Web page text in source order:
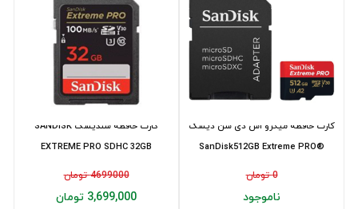
کارت حافظه سندیسک SANDISK
EXTREME PRO SDHC 32GB
100MB/s
4699000 تومان
3,699,000 تومان
کارت حافظه میکرو اس دی سن دیسک
SanDisk512GB Extreme PRO®
microSD 200...
0 تومان
ناموجود